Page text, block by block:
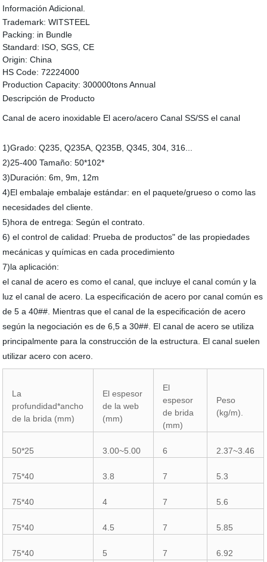
Información Adicional.
Trademark: WITSTEEL
Packing: in Bundle
Standard: ISO, SGS, CE
Origin: China
HS Code: 72224000
Production Capacity: 300000tons Annual
Descripción de Producto
Canal de acero inoxidable El acero/acero Canal SS/SS el canal
1)Grado: Q235, Q235A, Q235B, Q345, 304, 316...
2)25-400 Tamaño: 50*102*
3)Duración: 6m, 9m, 12m
4)El embalaje embalaje estándar: en el paquete/grueso o como las
necesidades del cliente.
5)hora de entrega: Según el contrato.
6) el control de calidad: Prueba de productos" de las propiedades
mecánicas y químicas en cada procedimiento
7)la aplicación:
el canal de acero es como el canal, que incluye el canal común y la
luz el canal de acero. La especificación de acero por canal común es
de 5 a 40##. Mientras que el canal de la especificación de acero
según la negociación es de 6,5 a 30##. El canal de acero se utiliza
principalmente para la construcción de la estructura. El canal suelen
utilizar acero con acero.
La
profundidad*ancho
de la brida (mm)
El espesor
de la web
(mm)
El
espesor
de brida
(mm)
Peso
(kg/m).
50*25 3.00~5.00 6 2.37~3.46
75*40 3.8 7 5.3
75*40 4 7 5.6
75*40 4.5 7 5.85
75*40 5 7 6.92